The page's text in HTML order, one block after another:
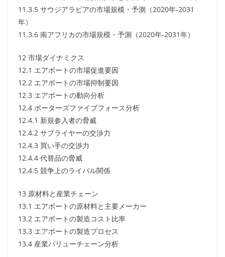
11.3.5 サウジアラビアの市場規模・予測（2020年-2031
年）
11.3.6 南アフリカの市場規模・予測（2020年-2031年）
12 市場ダイナミクス
12.1 エアボートの市場促進要因
12.2 エアボートの市場抑制要因
12.3 エアボートの動向分析
12.4 ポーターズファイブフォース分析
12.4.1 新規参入者の脅威
12.4.2 サプライヤーの交渉力
12.4.3 買い手の交渉力
12.4.4 代替品の脅威
12.4.5 競争上のライバル関係
13 原材料と産業チェーン
13.1 エアボートの原材料と主要メーカー
13.2 エアボートの製造コスト比率
13.3 エアボートの製造プロセス
13.4 産業バリューチェーン分析